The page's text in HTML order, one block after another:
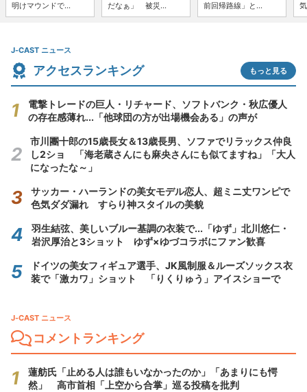
明けマウンドで...
だなぁ」 被災...
前回帰路線」と...
J-CAST ニュース
アクセスランキング もっと見る
電撃トレードの巨人・リチャード、ソフトバンク・秋広優人
の存在感薄れ...「他球団の方が出場機会ある」の声が
市川團十郎の15歳長女＆13歳長男、ソファでリラックス仲良
し2ショ 「海老蔵さんにも麻央さんにも似てますね」「大人
になったな～」
サッカー・ハーランドの美女モデル恋人、超ミニ丈ワンピで
色気ダダ漏れ すらり神スタイルの美貌
羽生結弦、美しいブルー基調の衣装で...「ゆず」北川悠仁・
岩沢厚治と3ショット ゆず×ゆづコラボにファン歓喜
ドイツの美女フィギュア選手、JK風制服＆ルーズソックス衣
装で「激カワ」ショット 「りくりゅう」アイスショーで
J-CAST ニュース
コメントランキング
蓮舫氏「止める人は誰もいなかったのか」「あまりにも愕
然」 高市首相「上空から合掌」巡る投稿を批判